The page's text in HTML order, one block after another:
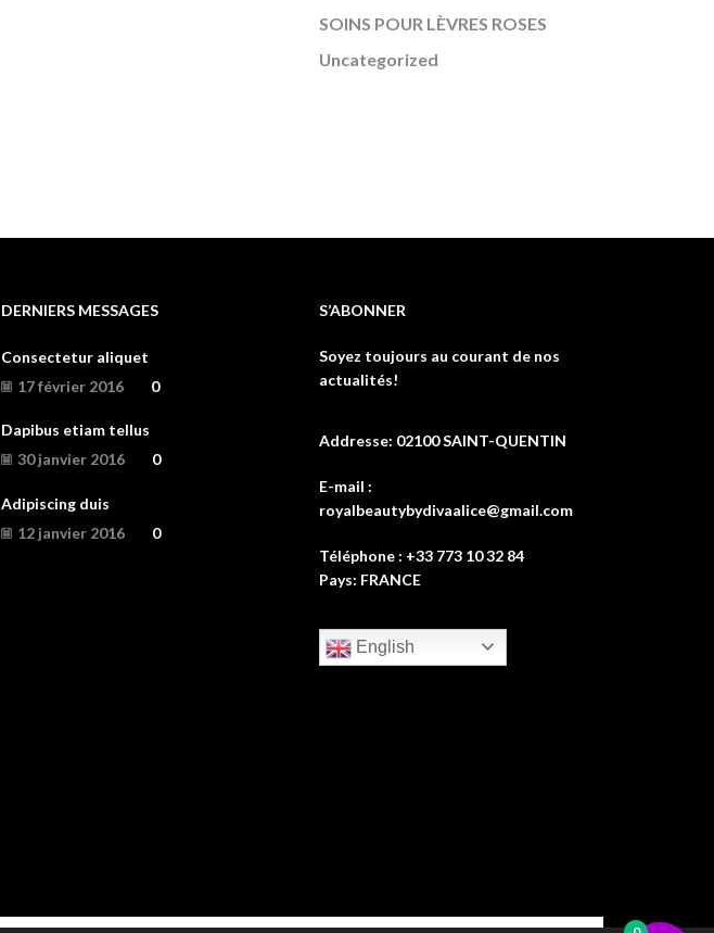
SOINS POUR LÈVRES ROSES
Uncategorized
DERNIERS MESSAGES
Consectetur aliquet
17 février 2016
0
Dapibus etiam tellus
30 janvier 2016
0
Adipiscing duis
12 janvier 2016
0
S’ABONNER
Soyez toujours au courant de nos
actualités!
Addresse: 02100 SAINT-QUENTIN
E-mail :
royalbeautybydivaalice@gmail.com
Téléphone : +33 773 10 32 84
Pays: FRANCE
English